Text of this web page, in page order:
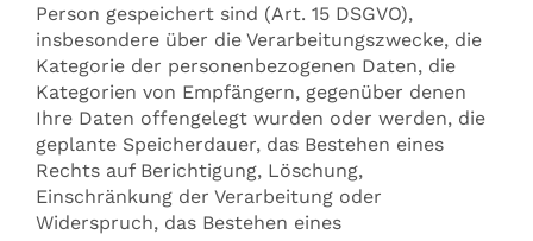
Person gespeichert sind (Art. 15 DSGVO),
insbesondere über die Verarbeitungszwecke, die
Kategorie der personenbezogenen Daten, die
Kategorien von Empfängern, gegenüber denen
Ihre Daten offengelegt wurden oder werden, die
geplante Speicherdauer, das Bestehen eines
Rechts auf Berichtigung, Löschung,
Einschränkung der Verarbeitung oder
Widerspruch, das Bestehen eines